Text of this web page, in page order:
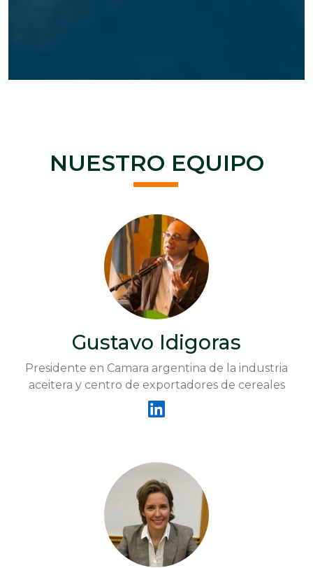
NUESTRO EQUIPO
Gustavo Idigoras
Presidente en Camara argentina de la industria
aceitera y centro de exportadores de cereales